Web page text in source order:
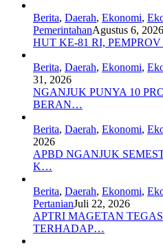
Berita, Daerah, Ekonomi,
PemerintahanAgustus 6, 2026
HUT KE-81 RI,
Berita, Daerah, Ekonomi,
31, 2026
NGANJUK PUNYA 10
BERAN…
Berita, Daerah, Ekonomi,
2026
APBD NGANJUK
K…
Berita, Daerah, Ekonomi,
PertanianJuli 22, 2026
APTRI MAGETAN
TERHADAP…